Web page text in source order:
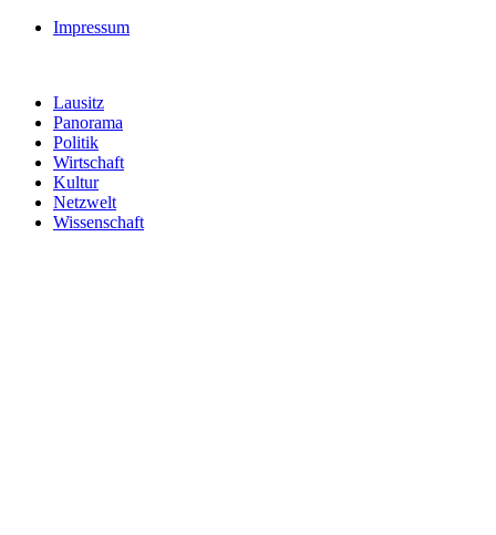
Impressum
Lausitz
Panorama
Politik
Wirtschaft
Kultur
Netzwelt
Wissenschaft